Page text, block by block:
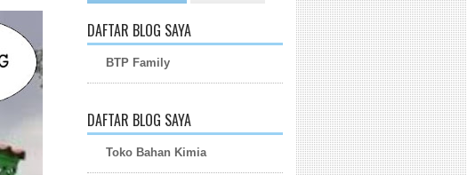
DAFTAR BLOG SAYA
BTP Family
DAFTAR BLOG SAYA
Toko Bahan Kimia